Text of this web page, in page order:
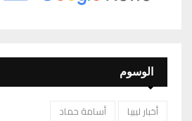
الوسوم
أخبار ليبيا
أسامة حماد